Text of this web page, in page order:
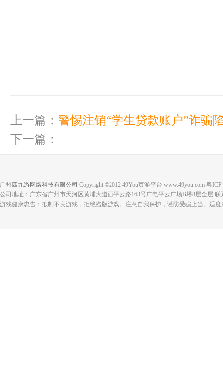
上一篇： 警惕注销“学生贷款账户”诈骗
下一篇：
广州四九游网络科技有限公司 Copyright ©2012 49You页游平台 www.49you.com 粤
公司地址：广东省广州市天河区黄埔大道西平云路163号广电平云广场B塔8层全层 联
游戏健康忠告：抵制不良游戏，拒绝盗版游戏。注意自我保护，谨防受骗上当。适